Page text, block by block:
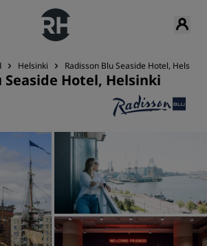
Helsinki Radisson Blu Seaside Hotel, Helsinki
Seaside Hotel, Helsinki